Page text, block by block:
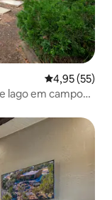
4,95 de uma
4,95 (55)
lago em campo